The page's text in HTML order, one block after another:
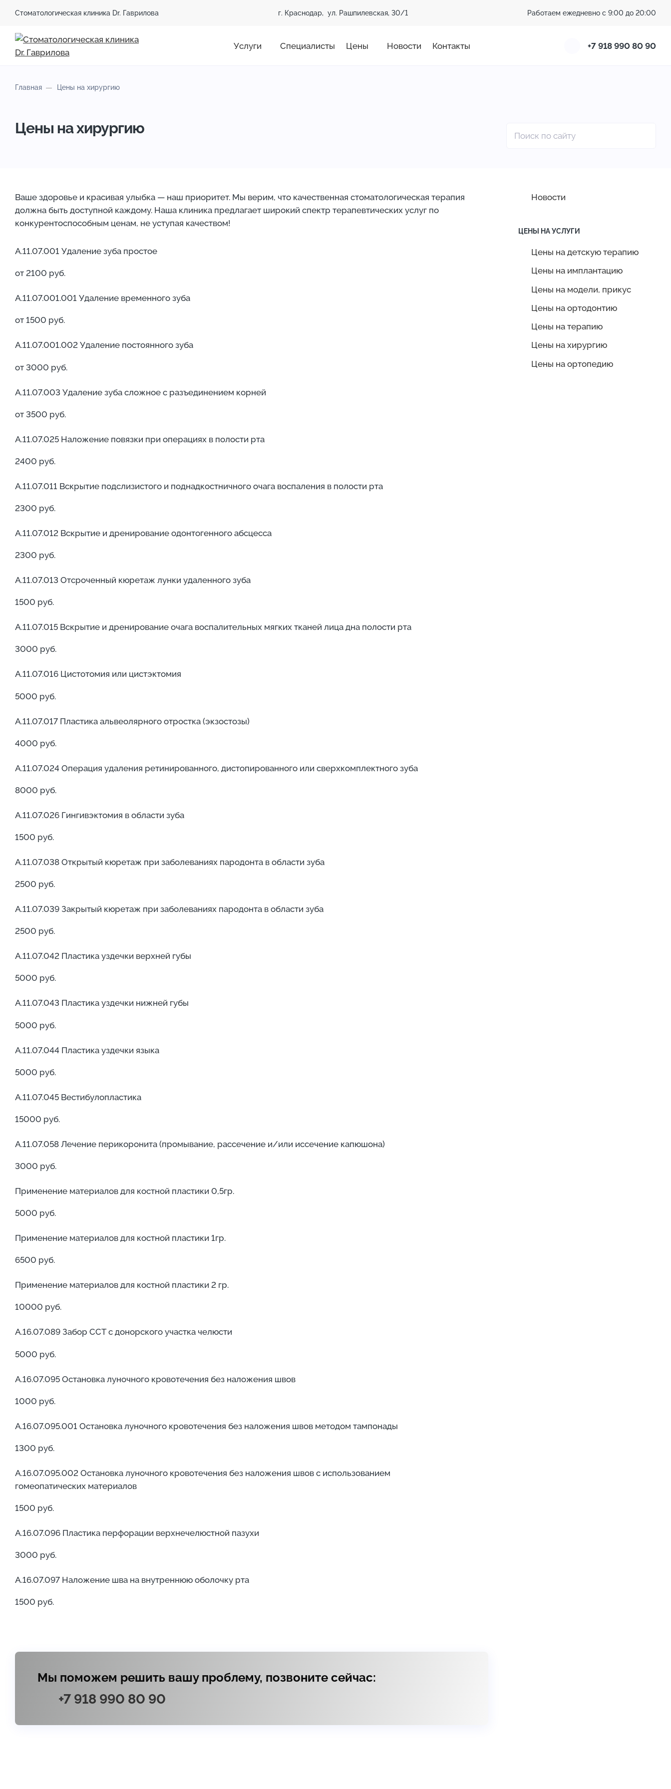
Стоматологическая клиника Dr. Гаврилова г. Краснодар, ул. Рашпилевская, 30/1 Работаем ежедневно с 9:00 до 20:00
Услуги Специалисты Цены Новости Контакты +7 918 990 80 90
Главная Цены на хирургию
Цены на хирургию
Ваше здоровье и красивая улыбка — наш приоритет. Мы верим, что качественная стоматологическая терапия
должна быть доступной каждому. Наша клиника предлагает широкий спектр терапевтических услуг по
конкурентоспособным ценам, не уступая качеством!
А.11.07.001 Удаление зуба простое
от 2100 руб.
А.11.07.001.001 Удаление временного зуба
от 1500 руб.
А.11.07.001.002 Удаление постоянного зуба
от 3000 руб.
А.11.07.003 Удаление зуба сложное с разъединением корней
от 3500 руб.
А.11.07.025 Наложение повязки при операциях в полости рта
2400 руб.
А.11.07.011 Вскрытие подслизистого и поднадкостничного очага воспаления в полости рта
2300 руб.
А.11.07.012 Вскрытие и дренирование одонтогенного абсцесса
2300 руб.
А.11.07.013 Отсроченный кюретаж лунки удаленного зуба
1500 руб.
А.11.07.015 Вскрытие и дренирование очага воспалительных мягких тканей лица дна полости рта
3000 руб.
А.11.07.016 Цистотомия или цистэктомия
5000 руб.
А.11.07.017 Пластика альвеолярного отростка (экзостозы)
4000 руб.
А.11.07.024 Операция удаления ретинированного, дистопированного или сверхкомплектного зуба
8000 руб.
А.11.07.026 Гингивэктомия в области зуба
1500 руб.
А.11.07.038 Открытый кюретаж при заболеваниях пародонта в области зуба
2500 руб.
А.11.07.039 Закрытый кюретаж при заболеваниях пародонта в области зуба
2500 руб.
А.11.07.042 Пластика уздечки верхней губы
5000 руб.
А.11.07.043 Пластика уздечки нижней губы
5000 руб.
А.11.07.044 Пластика уздечки языка
5000 руб.
А.11.07.045 Вестибулопластика
15000 руб.
А.11.07.058 Лечение перикоронита (промывание, рассечение и/или иссечение капюшона)
3000 руб.
Применение материалов для костной пластики 0,5гр.
5000 руб.
Применение материалов для костной пластики 1гр.
6500 руб.
Применение материалов для костной пластики 2 гр.
10000 руб.
А.16.07.089 Забор ССТ с донорского участка челюсти
5000 руб.
А.16.07.095 Остановка луночного кровотечения без наложения швов
1000 руб.
А.16.07.095.001 Остановка луночного кровотечения без наложения швов методом тампонады
1300 руб.
А.16.07.095.002 Остановка луночного кровотечения без наложения швов с использованием
гомеопатических материалов
1500 руб.
А.16.07.096 Пластика перфорации верхнечелюстной пазухи
3000 руб.
А.16.07.097 Наложение шва на внутреннюю оболочку рта
1500 руб.
Мы поможем решить вашу проблему, позвоните сейчас:
+7 918 990 80 90
Новости
ЦЕНЫ НА УСЛУГИ
Цены на детскую терапию
Цены на имплантацию
Цены на модели, прикус
Цены на ортодонтию
Цены на терапию
Цены на хирургию
Цены на ортопедию